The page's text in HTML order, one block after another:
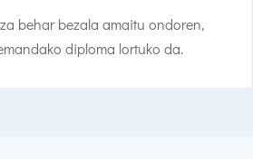
behar bezala amaitu ondoren,
diploma lortuko da.